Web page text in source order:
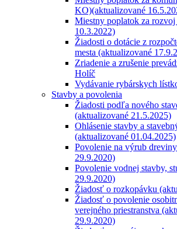
KO)(aktualizované
Miestny poplatok za
10.3.2022)
Žiadosti o dotácie z
mesta (aktualizované
Zriadenie a zrušenie
Holíč
Vydávanie rybárskych
Stavby a povolenia
Žiadosti podľa nového
(aktualizované 21.5.2025)
Ohlásenie stavby a
(aktualizované 01.04.2025)
Povolenie na výrub
29.9.2020)
Povolenie vodnej stavby,
29.9.2020)
Žiadosť o rozkopávku
Žiadosť o povolenie
verejného priestranstva
29.9.2020)